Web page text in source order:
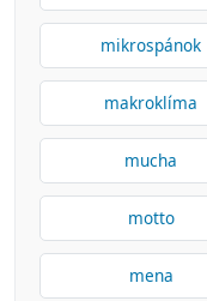
mikrospánok
makroklíma
mucha
motto
mena